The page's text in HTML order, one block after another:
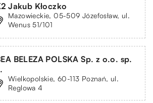
Jakub Kłoczko
Mazowieckie, 05-509 Józefosław, ul.
Wenus 51/101
BELEZA POLSKA Sp. z o.o. sp.
Wielkopolskie, 60-113 Poznań, ul.
Reglowa 4